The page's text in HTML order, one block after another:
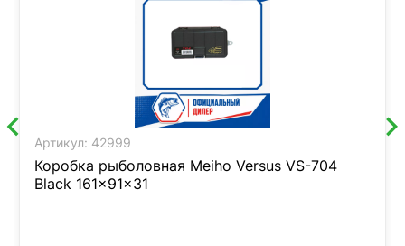
Артикул: 42999
Коробка рыболовная Meiho Versus VS-704
Black 161x91x31